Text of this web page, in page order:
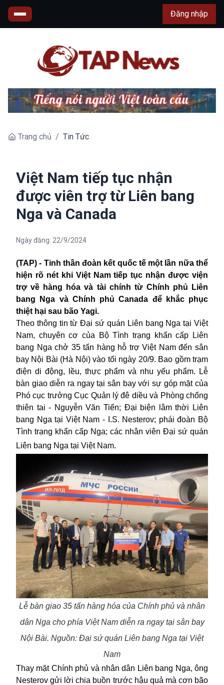
Đăng nhập
Trang chủ / Tin Tức
Việt Nam tiếp tục nhận
được viên trợ từ Liên bang
Nga và Canada
Ngày đăng: 22/9/2024
(TAP) - Tinh thần đoàn kết quốc tế một lần nữa thể
hiện rõ nét khi Việt Nam tiếp tục nhận được viện
trợ về hàng hóa và tài chính từ Chính phủ Liên
bang Nga và Chính phủ Canada để khắc phục
thiệt hại sau bão Yagi.
Theo thông tin từ Đại sứ quán Liên bang Nga tại Việt
Nam, chuyên cơ của Bộ Tình trạng khẩn cấp Liên
bang Nga chở 35 tấn hàng hỗ trợ Việt Nam đến sân
bay Nội Bài (Hà Nội) vào tối ngày 20/9. Bao gồm trạm
điện di động, lều, thực phẩm và nhu yếu phẩm. Lễ
bàn giao diễn ra ngay tại sân bay với sự góp mặt của
Phó cục trưởng Cục Quản lý đê diều và Phòng chống
thiên tai - Nguyễn Văn Tiến; Đại biện lâm thời Liên
bang Nga tại Việt Nam - I.S. Nesterov; phái đoàn Bộ
Tình trạng khẩn cấp Nga; các nhân viên Đại sứ quán
Liên bang Nga tại Việt Nam.
Lễ bàn giao 35 tấn hàng hóa của Chính phủ và nhân
dân Nga cho phía Việt Nam diễn ra ngay tại sân bay
Nội Bài. Nguồn: Đại sứ quán Liên bang Nga tại Việt
Nam
Thay mặt Chính phủ và nhân dân Liên bang Nga, ông
Nesterov gửi lời chia buồn trước hậu quả mà cơn bão